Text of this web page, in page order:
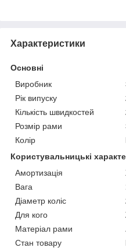
Характеристики
Основні
Виробник
Рік випуску
Кількість швидкостей
Розмір рами
Колір
Користувальницькі
Амортизація
Вага
Діаметр коліс
Для кого
Матеріал рами
Стан товару